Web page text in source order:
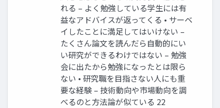
れる – よく勉強している学生には有
益なアドバイスが返ってくる • サーベ
イしたことに満足してはいけない –
たくさん論文を読んだら自動的にい
い研究ができるわけではない – 勉強
会に出たから勉強になったとは限ら
ない • 研究職を目指さない人にも重
要な経験 – 技術動向や市場動向を調
べるのと方法論が似ている 22